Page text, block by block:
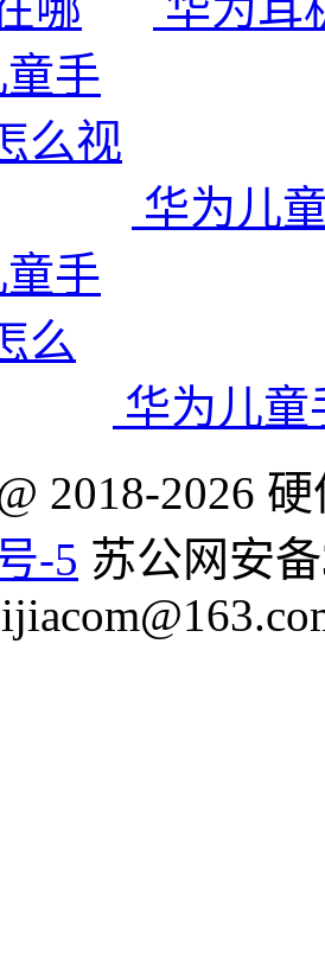
华为儿
华为儿童
2018-2026
-5 苏公网安